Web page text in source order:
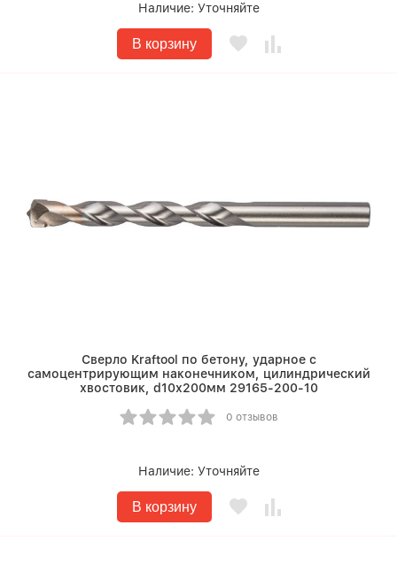
Наличие: Уточняйте
В корзину
Сверло Kraftool по бетону, ударное с
самоцентрирующим наконечником, цилиндрический
хвостовик, d10х200мм 29165-200-10
0 отзывов
Наличие: Уточняйте
В корзину